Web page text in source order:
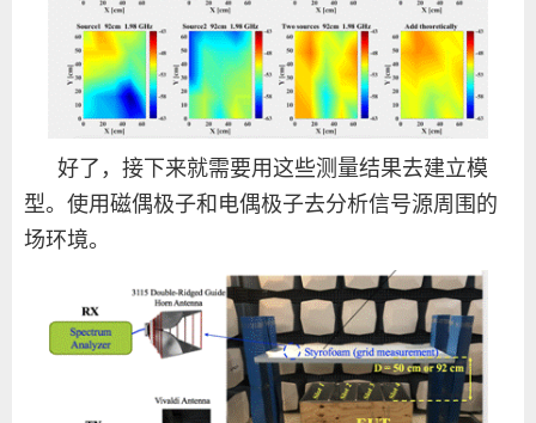
好了，接下来就需要用这些测量结果去建立模
型。使用磁偶极子和电偶极子去分析信号源周围的
场环境。